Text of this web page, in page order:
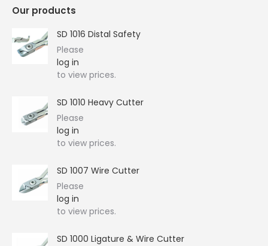
Our products
SD 1016 Distal Safety
Please
log in
to view prices.
SD 1010 Heavy Cutter
Please
log in
to view prices.
SD 1007 Wire Cutter
Please
log in
to view prices.
SD 1000 Ligature & Wire Cutter